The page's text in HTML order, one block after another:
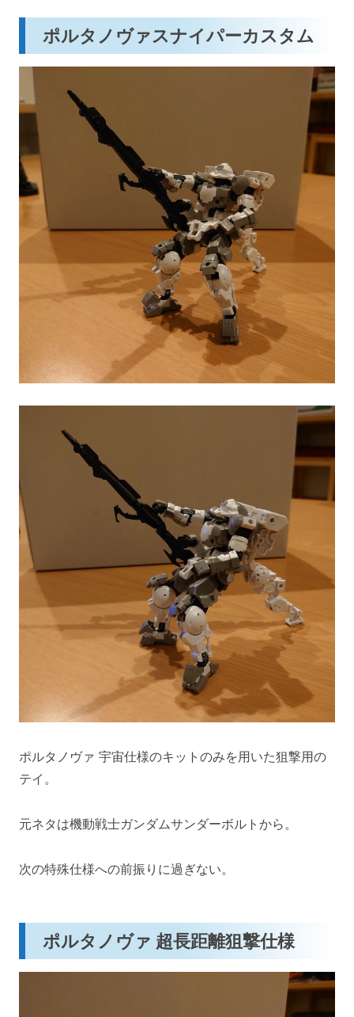
ポルタノヴァスナイパーカスタム
ポルタノヴァ 宇宙仕様のキットのみを用いた狙撃用の
テイ。
元ネタは機動戦士ガンダムサンダーボルトから。
次の特殊仕様への前振りに過ぎない。
ポルタノヴァ 超長距離狙撃仕様